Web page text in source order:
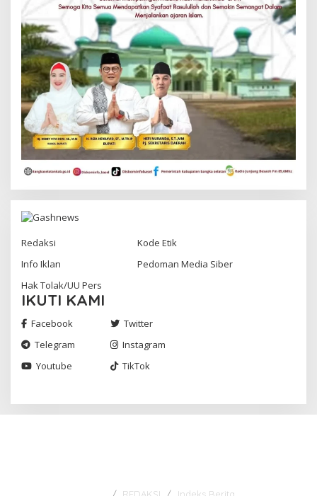
Redaksi
Kode Etik
Info Iklan
Pedoman Media Siber
Hak Tolak/UU Pers
IKUTI KAMI
Facebook
Twitter
Telegram
Instagram
Youtube
TikTok